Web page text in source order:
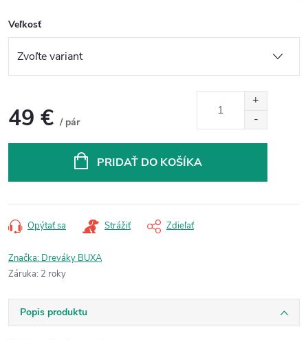
Veľkosť
49 € / pár
PRIDAŤ DO KOŠÍKA
Opýtať sa Strážiť Zdieľať
Značka: Dreváky BUXA
Záruka: 2 roky
Popis produktu